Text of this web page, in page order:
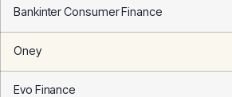
Bankinter Consumer Finance
Oney
Evo Finance